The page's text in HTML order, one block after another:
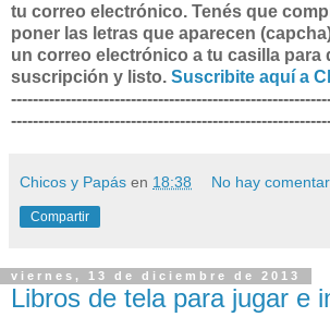
tu correo electrónico. Tenés que
poner las letras que aparecen
un correo electrónico a tu casilla para
suscripción y listo. Suscribite aquí a
Chicos y Papás en 18:38 No hay
Compartir
viernes, 13 de diciembre de 2013
Libros de tela para jugar e